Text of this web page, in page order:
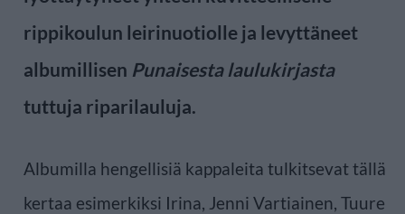
rippikoulun leirinuotiolle ja levyttäneet
albumillisen Punaisesta laulukirjasta
tuttuja riparilauluja.
Albumilla hengellisiä kappaleita tulkitsevat tällä
kertaa esimerkiksi Irina, Jenni Vartiainen, Tuure